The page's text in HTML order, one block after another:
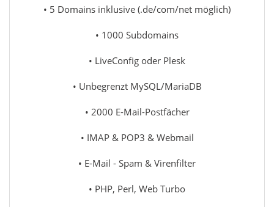
• 5 Domains inklusive (.de/com/net möglich)
• 1000 Subdomains
• LiveConfig oder Plesk
• Unbegrenzt MySQL/MariaDB
• 2000 E-Mail-Postfächer
• IMAP & POP3 & Webmail
• E-Mail - Spam & Virenfilter
• PHP, Perl, Web Turbo